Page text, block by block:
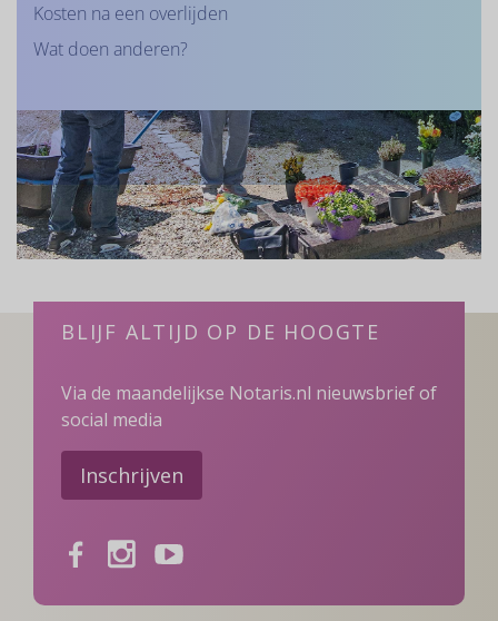
Kosten na een overlijden
Wat doen anderen?
BLIJF ALTIJD OP DE HOOGTE
Via de maandelijkse Notaris.nl nieuwsbrief of
social media
Inschrijven
FacebookInstagramYoutube